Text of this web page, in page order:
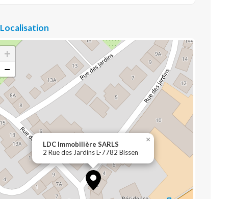
Localisation
LDC Immobilière SARLS
2 Rue des Jardins L-7782 Bissen
×
+
−